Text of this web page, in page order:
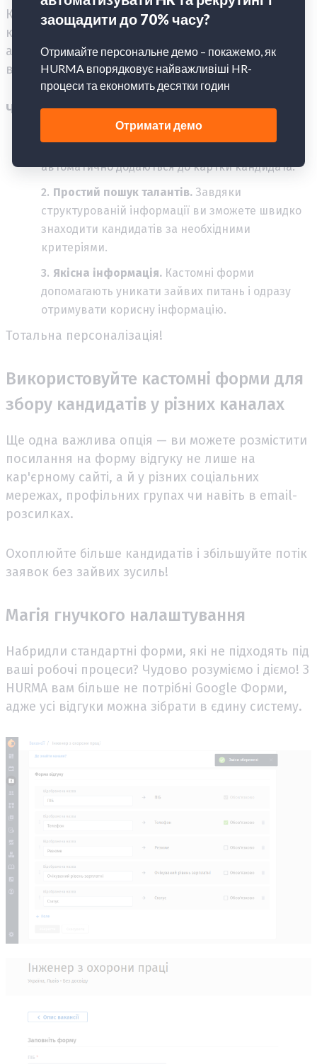
Кандидат сам заповнює форму, яку ви
кастомізували під свої потреби, а всі дані
автоматично потрапляють у його профіль у
вашій базі.
Чому це важливо:
автоматично додаються до картки кандидата.
Простий пошук талантів. Завдяки
структурованій інформації ви зможете швидко
знаходити кандидатів за необхідними
критеріями.
Якісна інформація. Кастомні форми
допомагають уникати зайвих питань і одразу
отримувати корисну інформацію.
Тотальна персоналізація!
Використовуйте кастомні форми для
збору кандидатів у різних каналах
Ще одна важлива опція — ви можете розмістити
посилання на форму відгуку не лише на
кар'єрному сайті, а й у різних соціальних
мережах, профільних групах чи навіть в email-
розсилках.
Охоплюйте більше кандидатів і збільшуйте потік
заявок без зайвих зусиль!
Магія гнучкого налаштування
Набридли стандартні форми, які не підходять під
ваші робочі процеси? Чудово розуміємо і діємо! З
HURMA вам більше не потрібні Google Форми,
адже усі відгуки можна зібрати в єдину систему.